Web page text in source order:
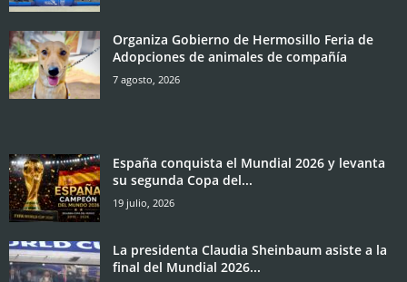
Organiza Gobierno de Hermosillo Feria de
Adopciones de animales de compañía
7 agosto, 2026
España conquista el Mundial 2026 y levanta
su segunda Copa del...
19 julio, 2026
La presidenta Claudia Sheinbaum asiste a la
final del Mundial 2026...